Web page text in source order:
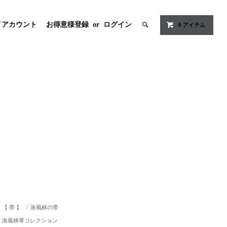
カウント お得意様登録 or ログイン 0 アイテム
【 帯 】 / 洛風林の帯
洛風林帯コレクション